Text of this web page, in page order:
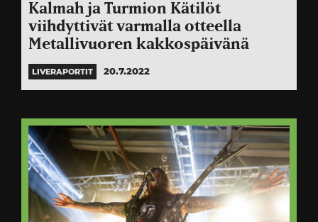
Kalmah ja Turmion Kätilöt
viihdyttivät varmalla otteella
Metallivuoren kakkospäivänä
LIVERAPORTIT 20.7.2022